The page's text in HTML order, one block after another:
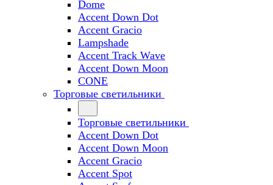
Dome
Accent Down Dot
Accent Gracio
Lampshade
Accent Track Wave
Accent Down Moon
CONE
Торговые светильники
Торговые светильники
Accent Down Dot
Accent Down Moon
Accent Gracio
Accent Spot